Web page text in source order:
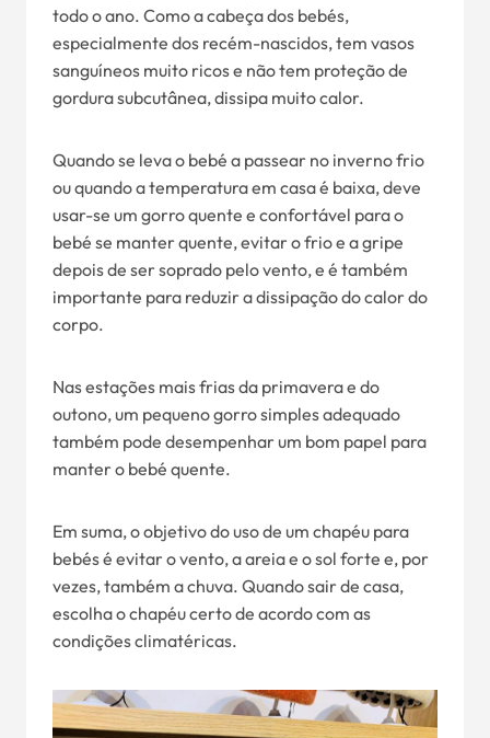
todo o ano. Como a cabeça dos bebés,
especialmente dos recém-nascidos, tem vasos
sanguíneos muito ricos e não tem proteção de
gordura subcutânea, dissipa muito calor.
Quando se leva o bebé a passear no inverno frio
ou quando a temperatura em casa é baixa, deve
usar-se um gorro quente e confortável para o
bebé se manter quente, evitar o frio e a gripe
depois de ser soprado pelo vento, e é também
importante para reduzir a dissipação do calor do
corpo.
Nas estações mais frias da primavera e do
outono, um pequeno gorro simples adequado
também pode desempenhar um bom papel para
manter o bebé quente.
Em suma, o objetivo do uso de um chapéu para
bebés é evitar o vento, a areia e o sol forte e, por
vezes, também a chuva. Quando sair de casa,
escolha o chapéu certo de acordo com as
condições climatéricas.